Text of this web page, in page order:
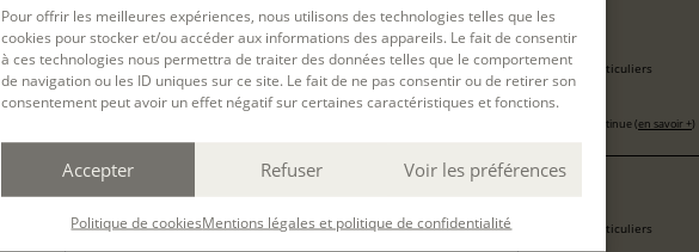
Pour offrir les meilleures expériences, nous utilisons des technologies telles que les
cookies pour stocker et/ou accéder aux informations des appareils. Le fait de consentir
à ces technologies nous permettra de traiter des données telles que le comportement
de navigation ou les ID uniques sur ce site. Le fait de ne pas consentir ou de retirer son
consentement peut avoir un effet négatif sur certaines caractéristiques et fonctions.
Accepter Refuser Voir les préférences
Politique de cookiesMentions légales et politique de confidentialité
EXPÉRIMENTER L'ATELIER D'ÉCRITURE 136 €
pour les particuliers
272 €
formation continue (en savoir +)
EXPÉRIMENTER L'ATELIER D'ÉCRITURE
pour les particuliers